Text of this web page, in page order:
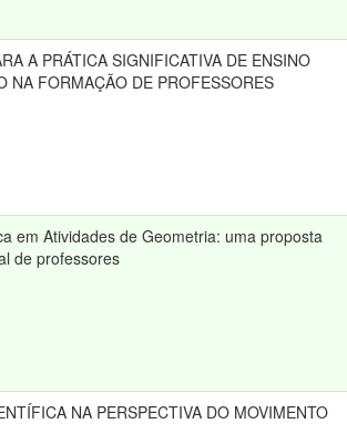
A PRÁTICA SIGNIFICATIVA DE ENSINO
NA FORMAÇÃO DE PROFESSORES
em Atividades de Geometria: uma proposta
de professores
NA PERSPECTIVA DO MOVIMENTO